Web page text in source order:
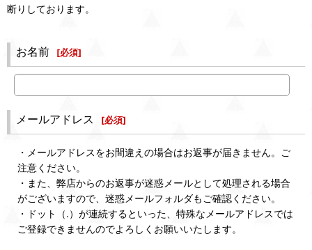
断りしております。
お名前 [必須]
メールアドレス [必須]
・メールアドレスをお間違えの場合はお返事が届きません。ご
注意ください。
・また、弊店からのお返事が迷惑メールとして処理される場合
がございますので、迷惑メールフォルダもご確認ください。
・ドット（.）が連続するといった、特殊なメールアドレスでは
ご登録できませんのでよろしくお願いいたします。